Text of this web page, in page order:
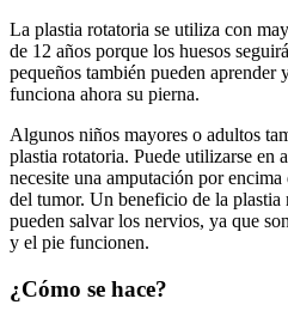
La plastia rotatoria se utiliza con
de 12 años porque los huesos
pequeños también pueden aprender
funciona ahora su pierna.
Algunos niños mayores o adultos
plastia rotatoria. Puede utilizarse en
necesite una amputación por
del tumor. Un beneficio de la plastia
pueden salvar los nervios, ya que
y el pie funcionen.
¿Cómo se hace?